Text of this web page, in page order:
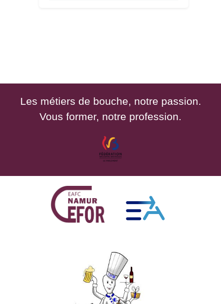
Les métiers de bouche, notre passion.
Vous former, notre profession.